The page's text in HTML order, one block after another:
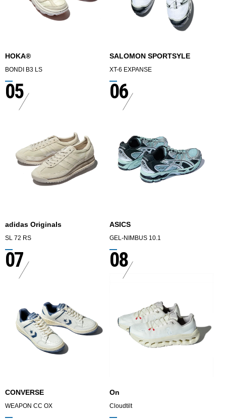
HOKA®︎
BONDI B3 LS
SALOMON SPORTSYLE
XT-6 EXPANSE
05
adidas Originals
SL 72 RS
06
ASICS
GEL-NIMBUS 10.1
07
CONVERSE
WEAPON CC OX
08
On
Cloudtilt